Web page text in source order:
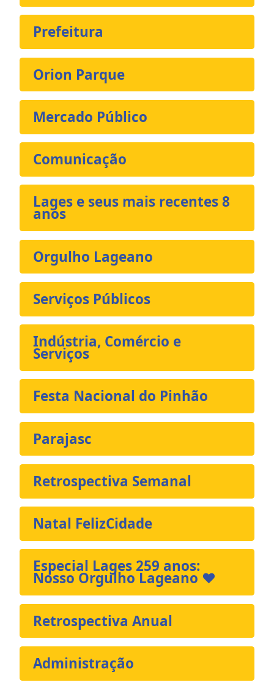
Prefeitura
Orion Parque
Mercado Público
Comunicação
Lages e seus mais recentes 8
anos
Orgulho Lageano
Serviços Públicos
Indústria, Comércio e
Serviços
Festa Nacional do Pinhão
Parajasc
Retrospectiva Semanal
Natal FelizCidade
Especial Lages 259 anos:
Nosso Orgulho Lageano ❤️
Retrospectiva Anual
Administração